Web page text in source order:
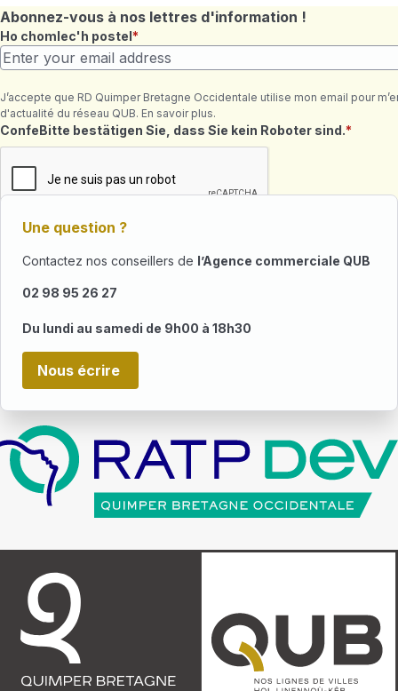
Abonnez-vous à nos lettres d'information !
Ho chomlec'h postel
J’accepte que RD Quimper Bretagne Occidentale utilise mon email pour
d'actualité du réseau QUB. En savoir plus.
Maeziennoù ret
ConfeBitte bestätigen Sie, dass Sie kein Roboter sind.
Une question ?
Contactez nos conseillers de l’Agence commerciale QUB
02 98 95 26 27
Du lundi au samedi de 9h00 à 18h30
Nous écrire